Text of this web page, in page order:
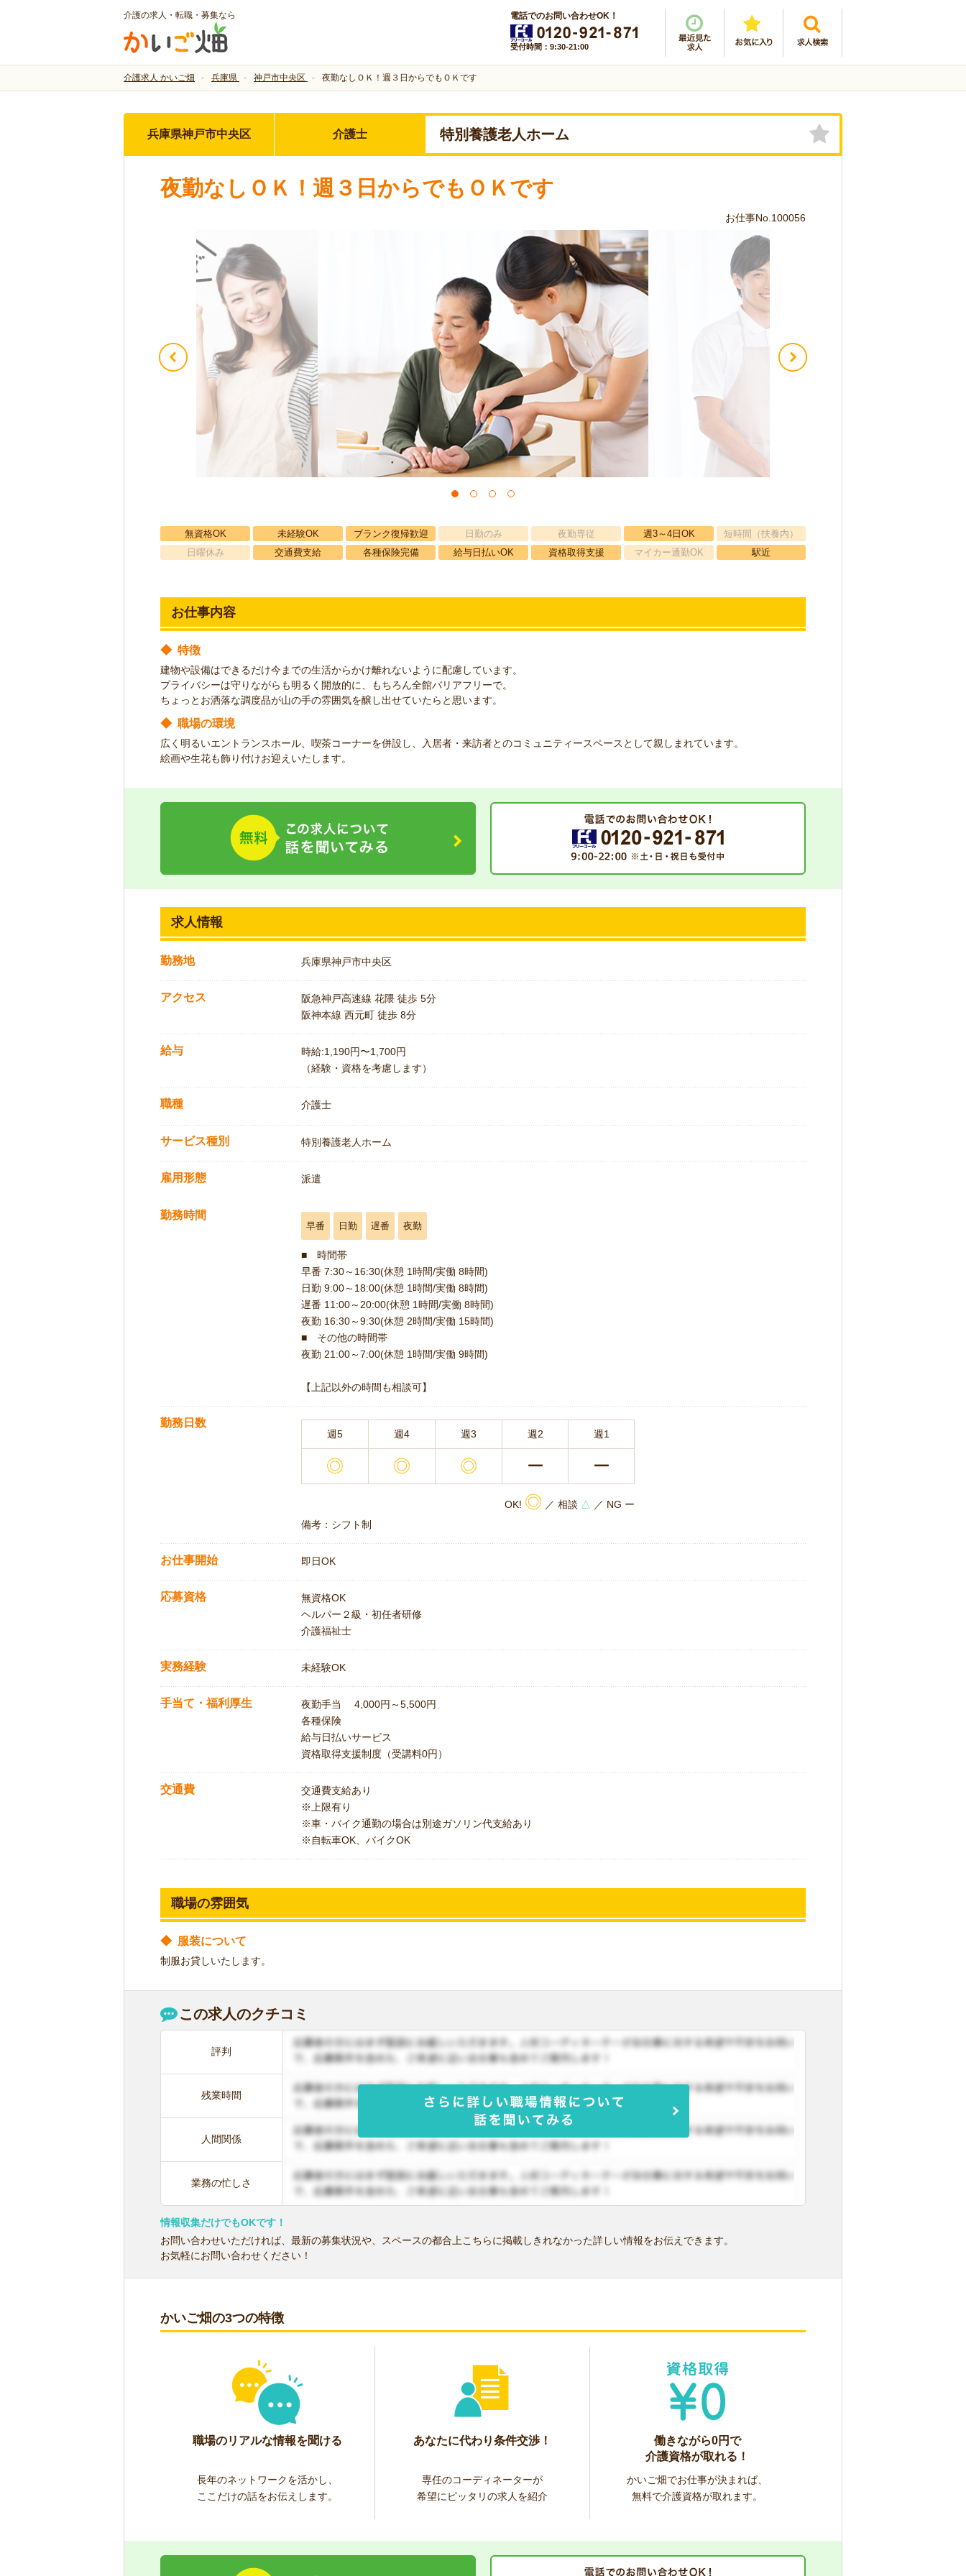
介護の求人・転職・募集なら 電話でのお問い合わせOK！
受付時間：9:30-21:00
介護求人 かいご畑 兵庫県 神戸市中央区 夜勤なしＯＫ！週３日からでもＯＫです
兵庫県神戸市中央区 介護士 特別養護老人ホーム
夜勤なしＯＫ！週３日からでもＯＫです
お仕事No.100056
無資格OK 未経験OK ブランク復帰歓迎 日勤のみ 夜勤専従 週3～4日OK
短時間（扶養内）
日曜休み
交通費支給 各種保険完備 給与日払いOK 資格取得支援 マイカー通勤OK 駅近
お仕事内容
◆ 特徴
建物や設備はできるだけ今までの生活からかけ離れないように配慮しています。
プライバシーは守りながらも明るく開放的に、もちろん全館バリアフリーで。
ちょっとお洒落な調度品が山の手の雰囲気を醸し出せていたらと思います。
◆ 職場の環境
広く明るいエントランスホール、喫茶コーナーを併設し、入居者・来訪者とのコミュニティースペースとして親しまれています。
絵画や生花も飾り付けお迎えいたします。
求人情報
勤務地 兵庫県神戸市中央区
アクセス
阪急神戸高速線 花隈 徒歩 5分
阪神本線 西元町 徒歩 8分
給与
時給:1,190円〜1,700円
（経験・資格を考慮します）
職種 介護士
サービス種別 特別養護老人ホーム
雇用形態 派遣
勤務時間
早番 日勤 遅番 夜勤
■ 時間帯
早番 7:30～16:30(休憩 1時間/実働 8時間)
日勤 9:00～18:00(休憩 1時間/実働 8時間)
遅番 11:00～20:00(休憩 1時間/実働 8時間)
夜勤 16:30～9:30(休憩 2時間/実働 15時間)
■ その他の時間帯
夜勤 21:00～7:00(休憩 1時間/実働 9時間)
【上記以外の時間も相談可】
勤務日数
週5 週4 週3 週2 週1
◎ ◎ ◎ ー ー
OK! ◎ ／ 相談 △ ／ NG ー
備考：シフト制
お仕事開始 即日OK
応募資格
無資格OK
ヘルパー２級・初任者研修
介護福祉士
実務経験 未経験OK
手当て・福利厚生
夜勤手当 4,000円～5,500円
各種保険
給与日払いサービス
資格取得支援制度（受講料0円）
交通費
交通費支給あり
※上限有り
※車・バイク通勤の場合は別途ガソリン代支給あり
※自転車OK、バイクOK
職場の雰囲気
◆ 服装について
制服お貸しいたします。
この求人のクチコミ
評判
残業時間
人間関係
業務の忙しさ
情報収集だけでもOKです！
お問い合わせいただければ、最新の募集状況や、スペースの都合上こちらに掲載しきれなかった詳しい情報をお伝えできます。
お気軽にお問い合わせください！
かいご畑の3つの特徴
職場のリアルな情報を聞ける
長年のネットワークを活かし、
ここだけの話をお伝えします。
あなたに代わり条件交渉！
専任のコーディネーターが
希望にピッタリの求人を紹介
働きながら0円で
介護資格が取れる！
かいご畑でお仕事が決まれば、
無料で介護資格が取れます。